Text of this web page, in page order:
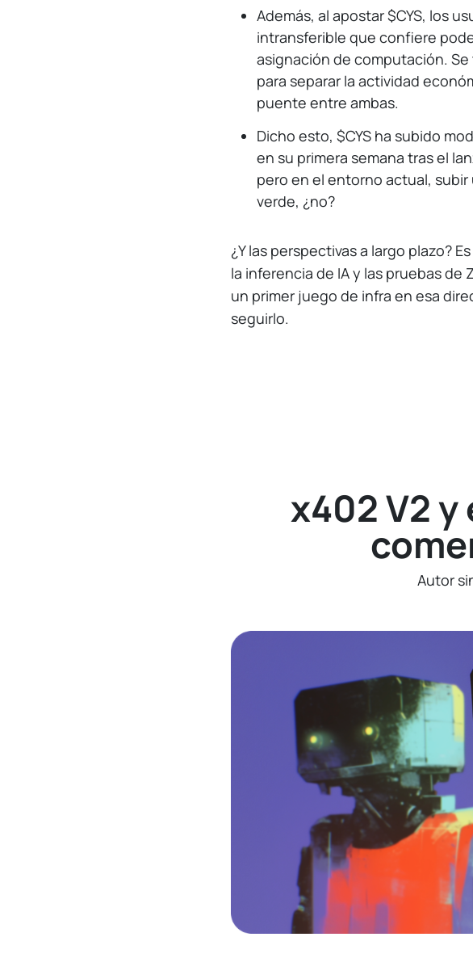
Además, al apostar $CYS, los
intransferible que confiere
asignación de computación.
para separar la actividad
puente entre ambas.
Dicho esto, $CYS ha subido
en su primera semana tras el
pero en el entorno actual, subir
verde, ¿no?
¿Y las perspectivas a largo plazo?
la inferencia de IA y las pruebas
un primer juego de infra en esa
seguirlo.
x402 V2
Autor